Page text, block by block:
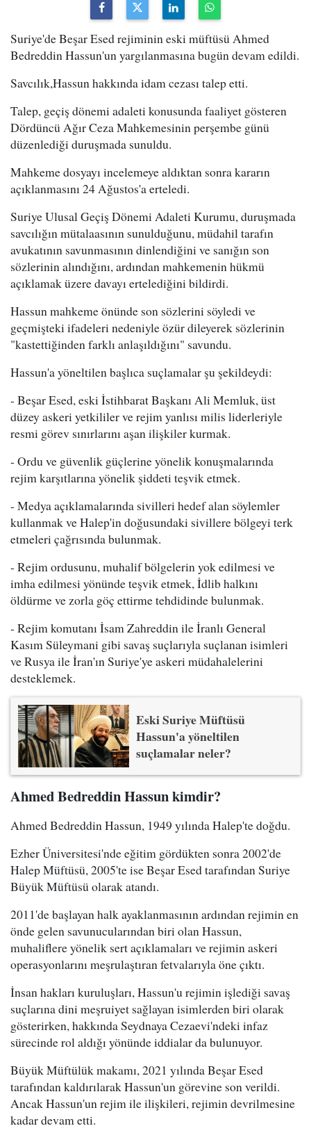
Suriye'de Beşar Esed rejiminin eski müftüsü Ahmed
Bedreddin Hassun'un yargılanmasına bugün devam edildi.
Savcılık,Hassun hakkında idam cezası talep etti.
Talep, geçiş dönemi adaleti konusunda faaliyet gösteren
Dördüncü Ağır Ceza Mahkemesinin perşembe günü
düzenlediği duruşmada sunuldu.
Mahkeme dosyayı incelemeye aldıktan sonra kararın
açıklanmasını 24 Ağustos'a erteledi.
Suriye Ulusal Geçiş Dönemi Adaleti Kurumu, duruşmada
savcılığın mütalaasının sunulduğunu, müdahil tarafın
avukatının savunmasının dinlendiğini ve sanığın son
sözlerinin alındığını, ardından mahkemenin hükmü
açıklamak üzere davayı ertelediğini bildirdi.
Hassun mahkeme önünde son sözlerini söyledi ve
geçmişteki ifadeleri nedeniyle özür dileyerek sözlerinin
"kastettiğinden farklı anlaşıldığını" savundu.
Hassun'a yöneltilen başlıca suçlamalar şu şekildeydi:
- Beşar Esed, eski İstihbarat Başkanı Ali Memluk, üst
düzey askeri yetkililer ve rejim yanlısı milis liderleriyle
resmi görev sınırlarını aşan ilişkiler kurmak.
- Ordu ve güvenlik güçlerine yönelik konuşmalarında
rejim karşıtlarına yönelik şiddeti teşvik etmek.
- Medya açıklamalarında sivilleri hedef alan söylemler
kullanmak ve Halep'in doğusundaki sivillere bölgeyi terk
etmeleri çağrısında bulunmak.
- Rejim ordusunu, muhalif bölgelerin yok edilmesi ve
imha edilmesi yönünde teşvik etmek, İdlib halkını
öldürme ve zorla göç ettirme tehdidinde bulunmak.
- Rejim komutanı İsam Zahreddin ile İranlı General
Kasım Süleymani gibi savaş suçlarıyla suçlanan isimleri
ve Rusya ile İran'ın Suriye'ye askeri müdahalelerini
desteklemek.
Eski Suriye Müftüsü
Hassun'a yöneltilen
suçlamalar neler?
Ahmed Bedreddin Hassun kimdir?
Ahmed Bedreddin Hassun, 1949 yılında Halep'te doğdu.
Ezher Üniversitesi'nde eğitim gördükten sonra 2002'de
Halep Müftüsü, 2005'te ise Beşar Esed tarafından Suriye
Büyük Müftüsü olarak atandı.
2011'de başlayan halk ayaklanmasının ardından rejimin en
önde gelen savunucularından biri olan Hassun,
muhaliflere yönelik sert açıklamaları ve rejimin askeri
operasyonlarını meşrulaştıran fetvalarıyla öne çıktı.
İnsan hakları kuruluşları, Hassun'u rejimin işlediği savaş
suçlarına dini meşruiyet sağlayan isimlerden biri olarak
gösterirken, hakkında Seydnaya Cezaevi'ndeki infaz
sürecinde rol aldığı yönünde iddialar da bulunuyor.
Büyük Müftülük makamı, 2021 yılında Beşar Esed
tarafından kaldırılarak Hassun'un görevine son verildi.
Ancak Hassun'un rejim ile ilişkileri, rejimin devrilmesine
kadar devam etti.